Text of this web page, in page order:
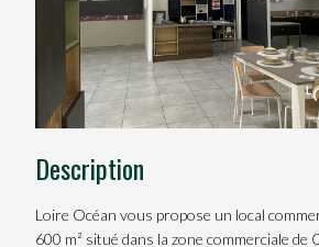
Description
Loire Océan vous propose un local
600 m² situé dans la zone commerciale de